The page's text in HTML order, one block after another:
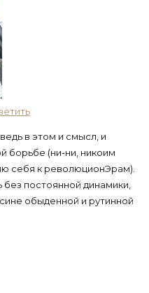
в этом и смысл, и
борьбе (ни-ни, никоим
себя к революционЭрам).
без постоянной динамики,
обыденной и рутинной